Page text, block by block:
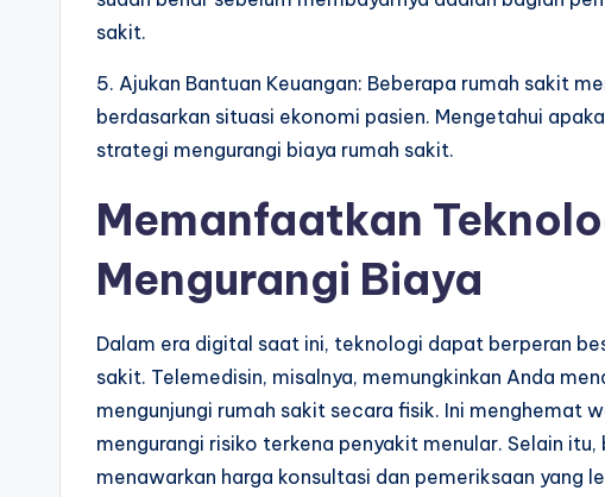
sakit.
5. Ajukan Bantuan Keuangan: Beberapa rumah sakit
berdasarkan situasi ekonomi pasien. Mengetahui
strategi mengurangi biaya rumah sakit.
Memanfaatkan
Mengurangi Biaya
Dalam era digital saat ini, teknologi dapat berperan
sakit. Telemedisin, misalnya, memungkinkan Anda
mengunjungi rumah sakit secara fisik. Ini menghemat
mengurangi risiko terkena penyakit menular. Selain
menawarkan harga konsultasi dan pemeriksaan yang